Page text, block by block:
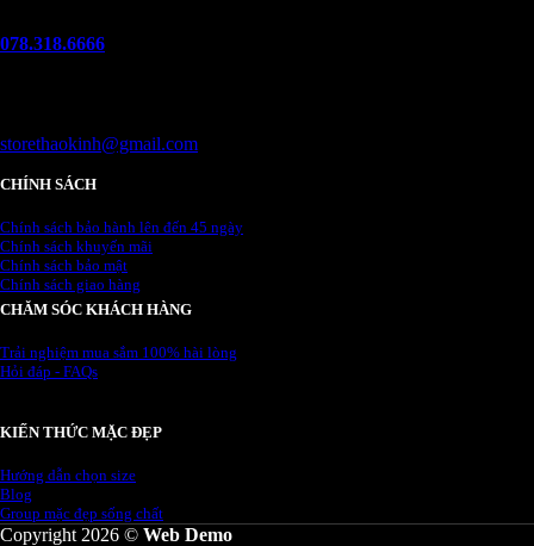
078.318.6666
storethaokinh@gmail.com
CHÍNH SÁCH
Chính sách bảo hành lên đến 45 ngày
Chính sách khuyến mãi
Chính sách bảo mật
Chính sách giao hàng
CHĂM SÓC KHÁCH HÀNG
Trải nghiệm mua sắm 100% hài lòng
Hỏi đáp - FAQs
KIẾN THỨC MẶC ĐẸP
Hướng dẫn chọn size
Blog
Group mặc đẹp sống chất
Copyright 2026 © Web Demo